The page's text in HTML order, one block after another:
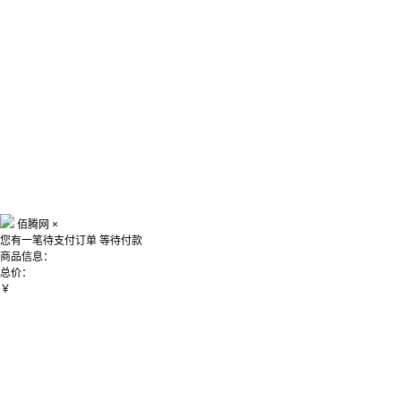
佰腾网 ×
您有一笔待支付订单 等待付款
商品信息：
总价：
￥